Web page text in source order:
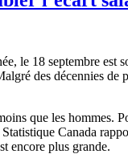
le 18 septembre est
des décennies
que les hommes.
Canada
encore plus grande.